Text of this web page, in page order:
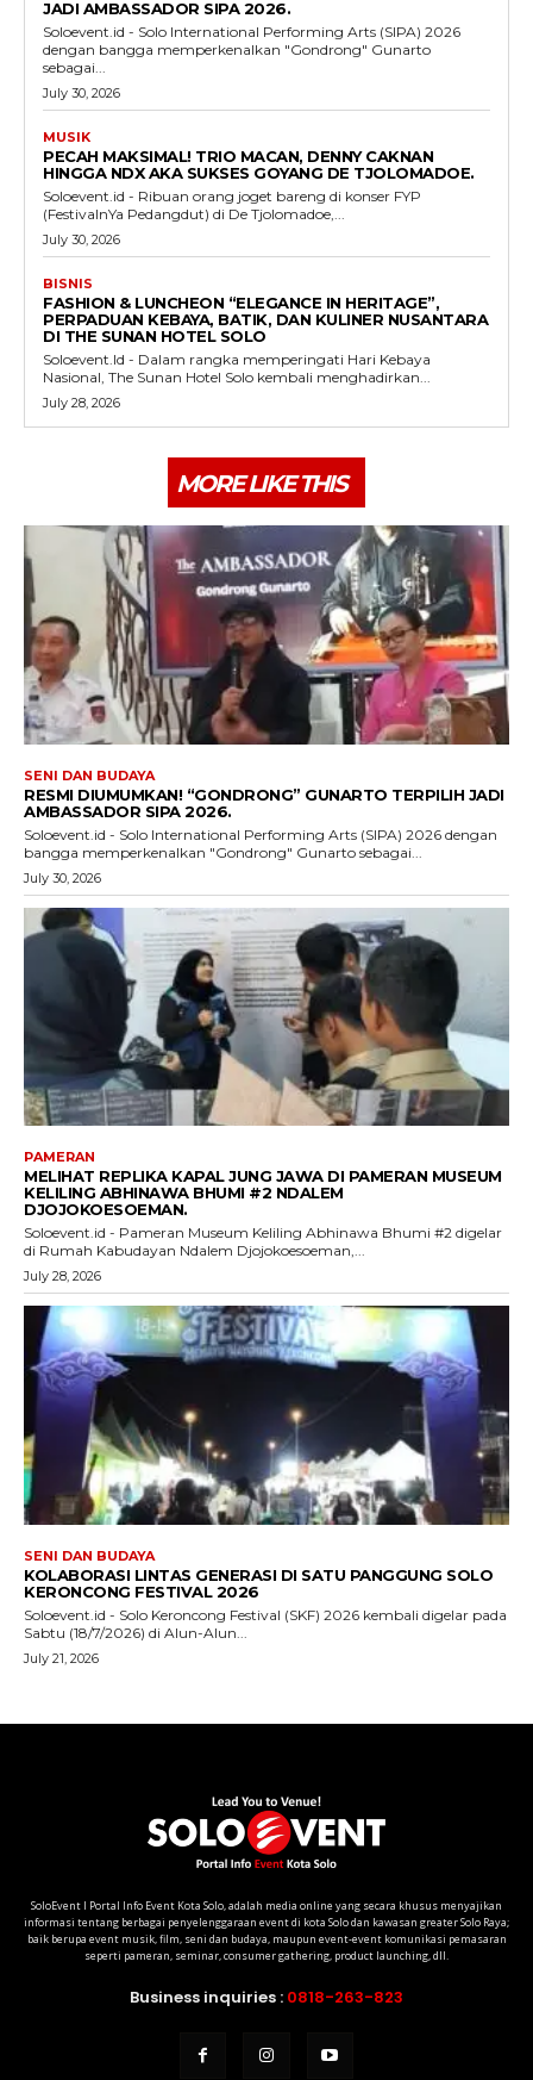
SoloEvent I Portal Info Event Kota Solo, adalah media online yang secara khusus menyajikan
informasi tentang berbagai penyelenggaraan event di kota Solo dan kawasan greater Solo Raya;
baik berupa event musik, film, seni dan budaya, maupun event-event komunikasi pemasaran
seperti pameran, seminar, consumer gathering, product launching, dll.
Business inquiries : 0818-263-823